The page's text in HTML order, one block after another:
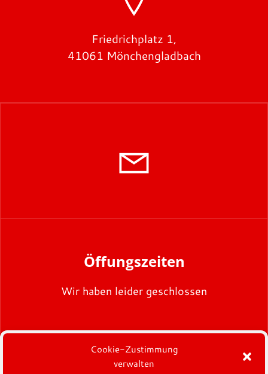
Cookie-Zustimmung
verwalten
Friedrichplatz 1,
41061 Mönchengladbach
Öffungszeiten
Wir haben leider geschlossen